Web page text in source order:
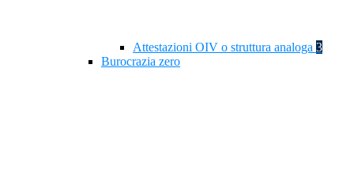
Attestazioni OIV o struttura analoga 3
Burocrazia zero